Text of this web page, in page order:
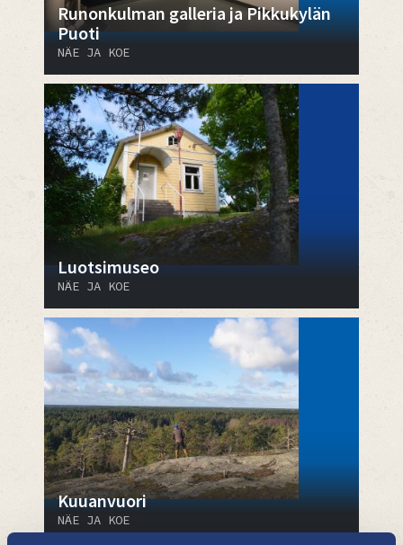
Runonkulman galleria ja Pikkukylän
Puoti
NÄE JA KOE
Luotsimuseo
NÄE JA KOE
Kuuanvuori
NÄE JA KOE